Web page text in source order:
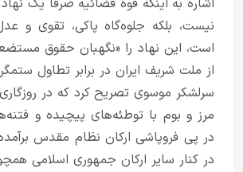
اشاره به اینکه قوه قضائیه صرفاً یک
نیست، بلکه جلوه‌گاه پاکی، تقوی و
است، این نهاد را «نگهبان حقوق
از ملت شریف ایران در برابر تطاول
سرلشکر موسوی تصریح کرد که در
مرز و بوم با توطئه‌های پیچیده و
در پی فروپاشی ارکان نظام مقدس
در کنار سایر ارکان جمهوری اسلامی